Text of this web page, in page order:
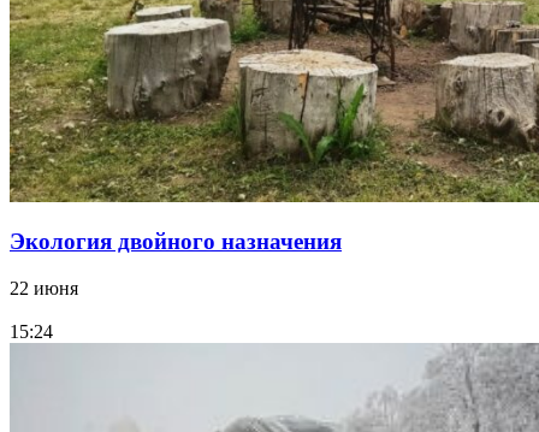
Экология двойного назначения
22 июня
15:24